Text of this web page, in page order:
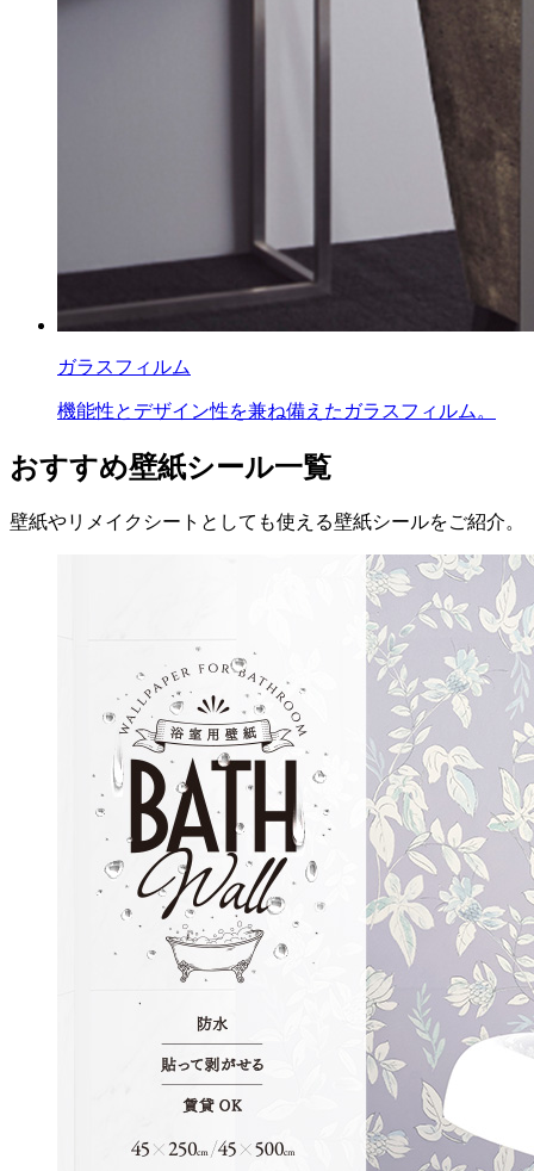
ガラスフィルム
機能性とデザイン性を兼ね備えたガラスフィルム。
おすすめ壁紙シール一覧
壁紙やリメイクシートとしても使える壁紙シールをご紹介。